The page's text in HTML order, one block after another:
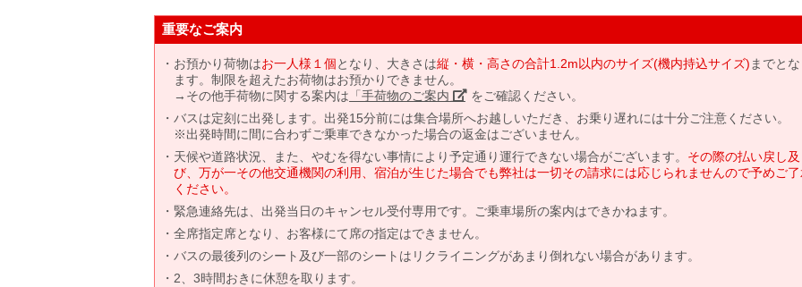
重要なご案内
お預かり荷物はお一人様１個となり、大きさは縦・横・高さの合計1.2m以内のサイズ(機内持込サイズ) までと
ます。制限を超えたお荷物はお預かりできません。
→その他手荷物に関する案内は 「手荷物のご案内」 をご確認ください。
バスは定刻に出発します。出発15分前には集合場所へお越しいただき、お乗り遅れには十分ご注意ください。
※出発時間に間に合わずご乗車できなかった場合の返金はございません。
天候や道路状況、また、やむを得ない事情により予定通り運行できない場合がございます。 その際の払い戻し及
び、万が一その他交通機関の利用、宿泊が生じた場合でも弊社は一切その請求には応じられませんので予めご
ください。
緊急連絡先は、出発当日のキャンセル受付専用です。ご乗車場所の案内はできかねます。
全席指定席となり、お客様にて席の指定はできません。
バスの最後列のシート及び一部のシートはリクライニングがあまり倒れない場合があります。
2、3時間おきに休憩を取ります。